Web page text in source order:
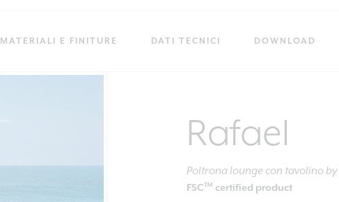
MATERIALI E FINITURE DATI TECNICI DOWNLOAD
Rafael
Poltrona lounge con tavolinoby
FSCTM certified product